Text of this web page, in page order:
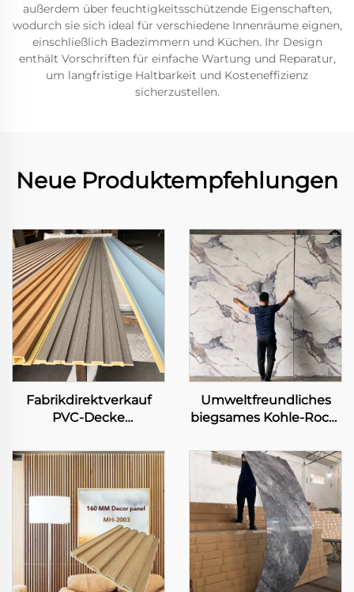
außerdem über feuchtigkeitsschützende Eigenschaften,
wodurch sie sich ideal für verschiedene Innenräume eignen,
einschließlich Badezimmern und Küchen. Ihr Design
enthält Vorschriften für einfache Wartung und Reparatur,
um langfristige Haltbarkeit und Kosteneffizienz
sicherzustellen.
Neue Produktempfehlungen
Fabrikdirektverkauf
PVC-Decke
Fluted Panel
Innenausstattung
Dekoratives WPC-Gitter
Hintergrund
Kunstlouvre
Dekorationspanel
Umweltfreundliches
biegsames Kohle-Rock-
freies Laserdruck
flexibles Bambus-
Kohle-Faser-Wandblatt